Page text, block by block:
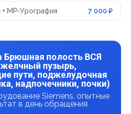
+ МР-Урография 7 000 ₽
Брюшная полость ВСЯ
желчный пузырь,
пути, поджелудочная
надпочечники, почки)
Siemens, опытные
в день обращения